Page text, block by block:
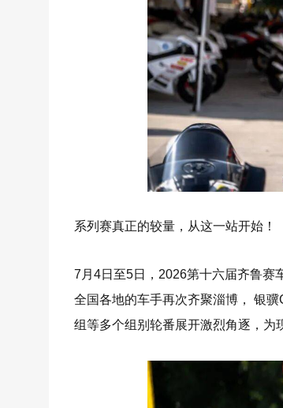
系列赛真正的较量，从这一站开始！
7 月 4日至5日， 2026第十六届齐鲁赛
全国各地的车手再次齐聚淄博， 银骥
组等多个组别轮番展开激烈角逐，为